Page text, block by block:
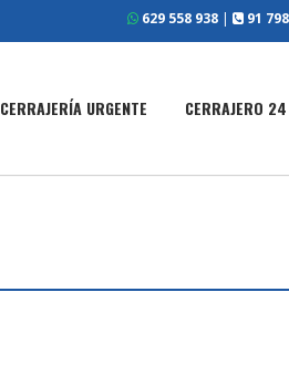
629 558 938 | 91
CERRAJERÍA URGENTE CERRAJERO